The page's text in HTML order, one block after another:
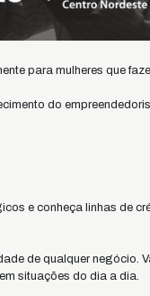
para mulheres que
do
e conheça linhas de
de qualquer negócio.
situações do dia a dia.